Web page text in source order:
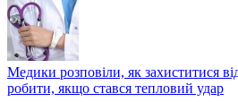
Медики розповіли, як захиститися
робити, якщо стався тепловий удар